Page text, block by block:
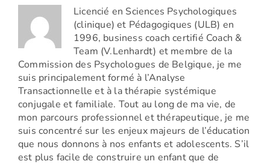
Licencié en Sciences Psychologiques
(clinique) et Pédagogiques (ULB) en
1996, business coach certifié Coach &
Team (V.Lenhardt) et membre de la
Commission des Psychologues de Belgique, je me
suis principalement formé à l’Analyse
Transactionnelle et à la thérapie systémique
conjugale et familiale. Tout au long de ma vie, de
mon parcours professionnel et thérapeutique, je me
suis concentré sur les enjeux majeurs de l’éducation
que nous donnons à nos enfants et adolescents. S’il
est plus facile de construire un enfant que de